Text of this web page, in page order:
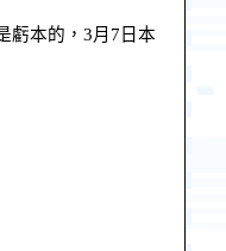
虧本的，3月7日本